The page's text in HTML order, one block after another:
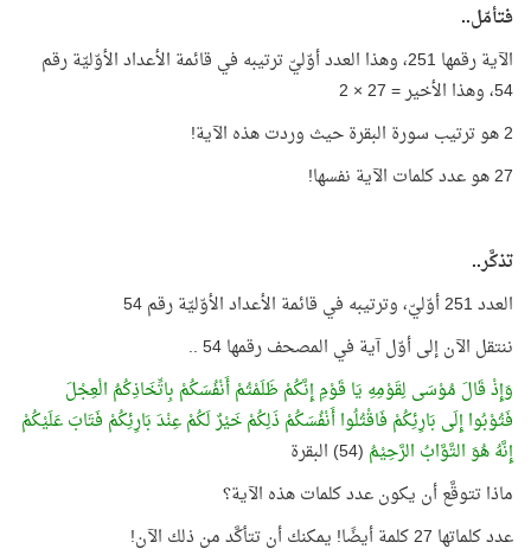
فتأمّل..
الآية رقمها 251، وهذا العدد أوّليّ ترتيبه في قائمة الأعداد الأوّليّة رقم
54، وهذا الأخير = 27 × 2
2 هو ترتيب سورة البقرة حيث وردت هذه الآية!
27 هو عدد كلمات الآية نفسها!
تذكَّر..
العدد 251 أوّليّ، وترتيبه في قائمة الأعداد الأوّليّة رقم 54
ننتقل الآن إلى أوّل آية في المصحف رقمها 54 ..
وَإِذْ قَالَ مُوْسَى لِقَوْمِهِ يَا قَوْمِ إِنَّكُمْ ظَلَمْتُمْ أَنْفُسَكُمْ بِاتِّخَاذِكُمُ الْعِجْلَ
فَتُوْبُوا إِلَى بَارِئِكُمْ فَاقْتُلُوا أَنْفُسَكُمْ ذَلِكُمْ خَيْرٌ لَكُمْ عِنْدَ بَارِئِكُمْ فَتَابَ عَلَيْكُمْ
إِنَّهُ هُوَ التَّوَّابُ الرَّحِيْمُ (54) البقرة
ماذا تتوقَّع أن يكون عدد كلمات هذه الآية؟
عدد كلماتها 27 كلمة أيضًا! يمكنك أن تتأكَّد من ذلك الآن!